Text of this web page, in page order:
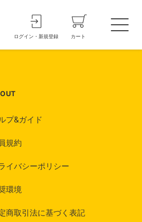
ログイン・新規登録 カート
プ&ガイド
規約
イバシーポリシー
環境
商取引法に基づく表記